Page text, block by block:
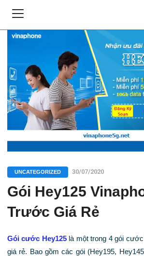
UNCATEGORIZED 30/07/2020
Gói Hey125
Trước Giá Rẻ
Gói cước Hey125 là một trong 4 gói
giá rẻ. Bao gồm các gói (Hey195,